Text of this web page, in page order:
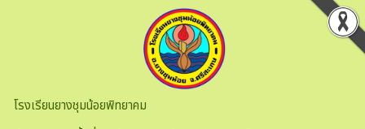
โรงเรียนยางชุมน้อยพิทยาคม